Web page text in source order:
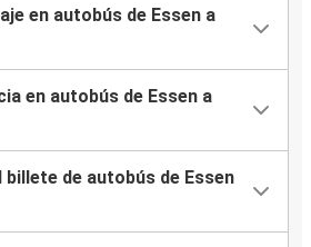
en autobús de Essen a
en autobús de Essen a
de autobús de Essen